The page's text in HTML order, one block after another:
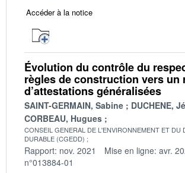
Accéder à la notice
Évolution du contrôle du
règles de construction vers un
d’attestations généralisées
SAINT-GERMAIN, Sabine
DUCHENE,
CORBEAU, Hugues
CONSEIL GENERAL DE L'ENVIRONNEMENT ET DU
DURABLE (CGEDD)
Rapport: nov. 2021 Mise en ligne: avr.
n°013884-01